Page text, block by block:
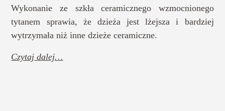
Wykonanie ze szkła ceramicznego wzmocnionego
tytanem sprawia, że dzieża jest lżejsza i bardziej
wytrzymała niż inne dzieże ceramiczne.
Czytaj dalej…